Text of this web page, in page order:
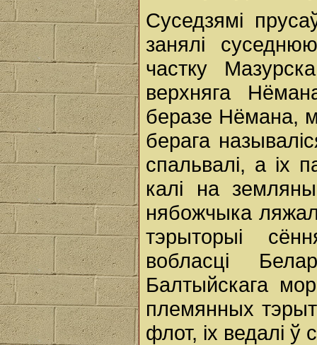
Суседзямі
занялі
частку
верхняга
беразе Нёмана,
берага
спальвалі, а іх
калі на
нябожчыка
тэрыторыі
вобласці
Балтыйскага
племянных
флот, іх ведалі ў